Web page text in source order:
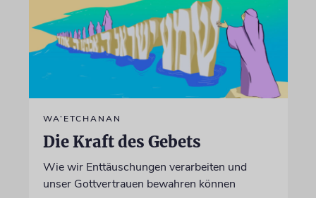
WA’ETCHANAN
Die Kraft des Gebets
Wie wir Enttäuschungen verarbeiten und
unser Gottvertrauen bewahren können